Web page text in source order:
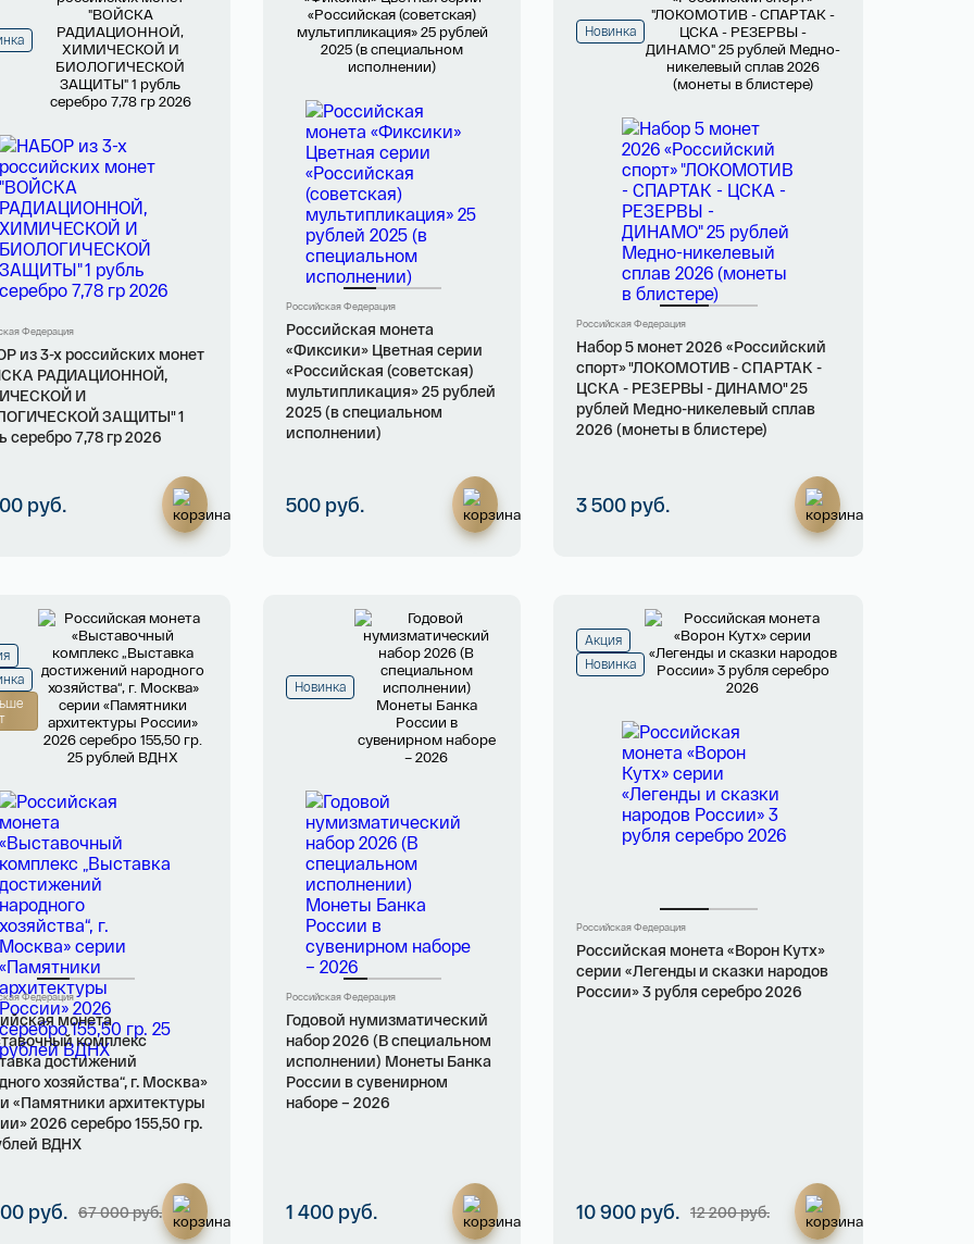
Федерация
из 3-х российских монет
РАДИАЦИОННОЙ,
И
ЗАЩИТЫ" 1
серебро 7,78 гр 2026
руб.
Российская Федерация
Российская монета
«Фиксики» Цветная серии
«Российская (советская)
мультипликация» 25 рублей
2025 (в специальном
исполнении)
500 руб.
Новинка
Российская Федерация
Набор 5 монет 2026 «Российский
спорт» "ЛОКОМОТИВ - СПАРТАК -
ЦСКА - РЕЗЕРВЫ - ДИНАМО" 25
рублей Медно-никелевый сплав
2026 (монеты в блистере)
3 500 руб.
Федерация
монета
комплекс
достижений
хозяйства“, г. Москва»
«Памятники архитектуры
2026 серебро 155,50 гр.
ВДНХ
руб. 67 000 руб.
Новинка
Российская Федерация
Годовой нумизматический
набор 2026 (В специальном
исполнении) Монеты Банка
России в сувенирном
наборе – 2026
1 400 руб.
Акция
Новинка
Российская Федерация
Российская монета «Ворон Кутх»
серии «Легенды и сказки народов
России» 3 рубля серебро 2026
10 900 руб. 12 200 руб.
Российская инвестиционная монета Георгий
Победоносец золото 100 рублей 15,5 гр 2021
142 000 ₽
Имя*
Телефон*
Согласие на обработку персональных данных